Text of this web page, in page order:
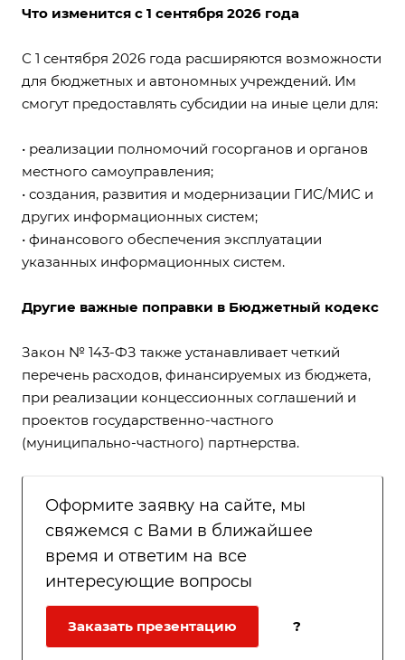
Оформите заявку на сайте, мы
свяжемся с Вами в ближайшее
время и ответим на все
интересующие вопросы
Заказать презентацию ?
Что изменится с 1 сентября 2026 года
С 1 сентября 2026 года расширяются возможности
для бюджетных и автономных учреждений. Им
смогут предоставлять субсидии на иные цели для:
• реализации полномочий госорганов и органов
местного самоуправления;
• создания, развития и модернизации ГИС/МИС и
других информационных систем;
• финансового обеспечения эксплуатации
указанных информационных систем.
Другие важные поправки в Бюджетный кодекс
Закон № 143-ФЗ также устанавливает четкий
перечень расходов, финансируемых из бюджета,
при реализации концессионных соглашений и
проектов государственно-частного
(муниципально-частного) партнерства.